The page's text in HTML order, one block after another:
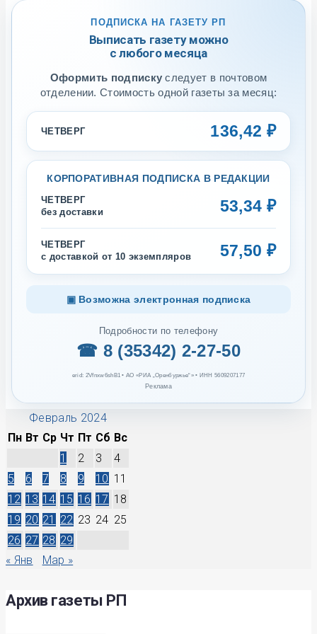
ПОДПИСКА НА ГАЗЕТУ РП
Выписать газету можно
с любого месяца
Оформить подписку следует в почтовом
отделении. Стоимость одной газеты за месяц:
ЧЕТВЕРГ 136,42 ₽
КОРПОРАТИВНАЯ ПОДПИСКА В РЕДАКЦИИ
ЧЕТВЕРГ
без доставки
53,34 ₽
ЧЕТВЕРГ
с доставкой от 10 экземпляров
57,50 ₽
▣ Возможна электронная подписка
Подробности по телефону
☎ 8 (35342) 2-27-50
erid: 2Vfnxw6shB1 • АО «РИА „Оренбуржье“» • ИНН 5609207177
Реклама
Февраль 2024
Пн Вт Ср Чт Пт Сб Вс
1
2 3
4
5
6 7 8 9 10 11
12 13 14 15 16 17 18
19 20 21 22 23 24 25
26 27 28 29
« Янв
Мар »
Архив газеты РП